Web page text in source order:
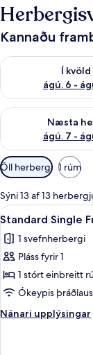
Kannaðu
Í kvöld
ágú. 6 -
Athuga framboð í
Næsta
ágú. 7 -
Athuga framboð
Síur
í
boði
fyrir
herbergi
Öll herbergi 1 rúm
Sýni 13 af 13
Skoða
allar
myndir
fyrir
Standard
Single
French
Bed
6
Standard Single
1 svefnherbergi
Pláss fyrir 1
1 stórt einbreitt
Ókeypis
Nánari upplýsingar
Nánari